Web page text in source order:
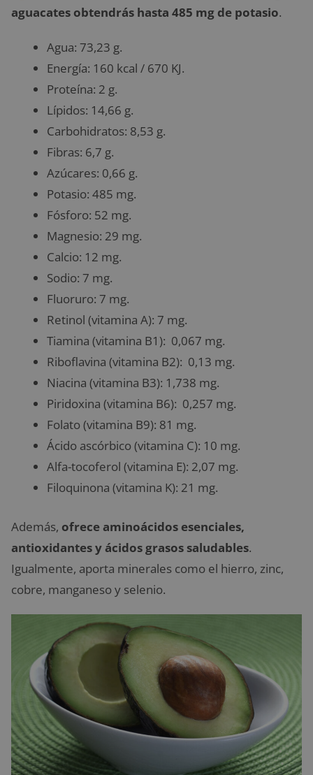
aguacates obtendrás hasta 485 mg de potasio.
Agua: 73,23 g.
Energía: 160 kcal / 670 KJ.
Proteína: 2 g.
Lípidos: 14,66 g.
Carbohidratos: 8,53 g.
Fibras: 6,7 g.
Azúcares: 0,66 g.
Potasio: 485 mg.
Fósforo: 52 mg.
Magnesio: 29 mg.
Calcio: 12 mg.
Sodio: 7 mg.
Fluoruro: 7 mg.
Retinol (vitamina A): 7 mg.
Tiamina (vitamina B1): 0,067 mg.
Riboflavina (vitamina B2): 0,13 mg.
Niacina (vitamina B3): 1,738 mg.
Piridoxina (vitamina B6): 0,257 mg.
Folato (vitamina B9): 81 mg.
Ácido ascórbico (vitamina C): 10 mg.
Alfa-tocoferol (vitamina E): 2,07 mg.
Filoquinona (vitamina K): 21 mg.
Además, ofrece aminoácidos esenciales,
antioxidantes y ácidos grasos saludables.
Igualmente, aporta minerales como el hierro, zinc,
cobre, manganeso y selenio.